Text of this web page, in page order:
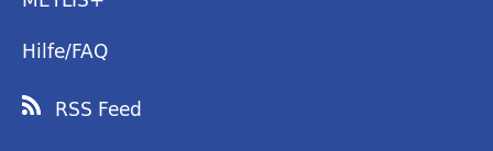
Hilfe/FAQ
RSS Feed